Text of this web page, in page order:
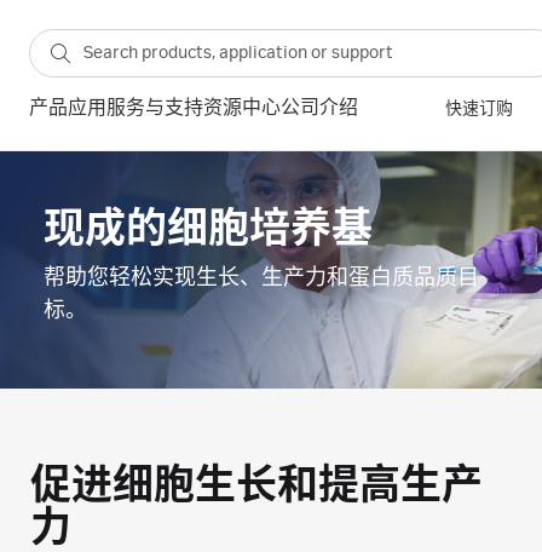
产品应用 服务与支持资源中心公司介绍 快速订购
现成的细胞培养基
帮助您轻松实现生长、生产力和蛋白质品质目
标。
促进细胞生长和提高生产
力